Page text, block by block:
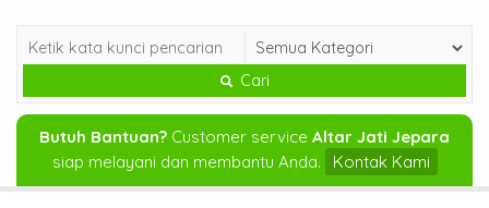
Cari
Butuh Bantuan? Customer service Altar Jati Jepara
siap melayani dan membantu Anda.
Kontak Kami